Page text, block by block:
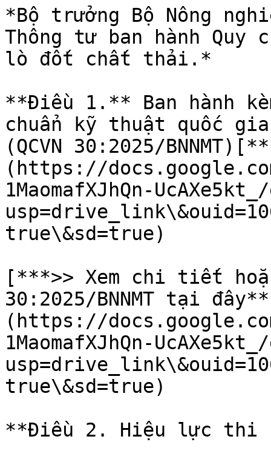
*Bộ trưởng Bộ Nông
Thông tư ban hành Quy
lò đốt chất thải.*
**Điều 1.** Ban hành
chuẩn kỹ thuật quốc
(QCVN 30:2025/
(https://
1MaomafXJhQn-
true\&sd=true)
[***>> Xem chi tiết
30:2025/BNNMT tại
(https://
1MaomafXJhQn-
true\&sd=true)
**Điều 2. Hiệu lực thi